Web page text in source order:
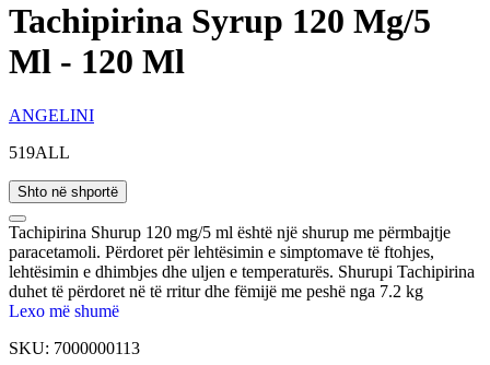
Tachipirina Syrup 120 Mg/5
Ml - 120 Ml
ANGELINI
519ALL
Shto në shportë
Tachipirina Shurup 120 mg/5 ml është një shurup me përmbajtje
paracetamoli. Përdoret për lehtësimin e simptomave të ftohjes,
lehtësimin e dhimbjes dhe uljen e temperaturës. Shurupi Tachipirina
duhet të përdoret në të rritur dhe fëmijë me peshë nga 7.2 kg
(përafërsisht 5-6 muaj).
Lexo më shumë
SKU: 7000000113